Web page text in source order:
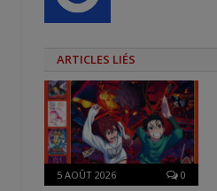
ARTICLES LIÉS
5 AOÛT 2026 0